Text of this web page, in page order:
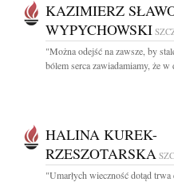
KAZIMIERZ
WYPYCHOWSKI
"Można odejść na zawsze, by
bólem serca zawiadamiamy, że w
HALINA KUREK-
RZESZOTARSKA
"Umarłych wieczność dotąd trwa